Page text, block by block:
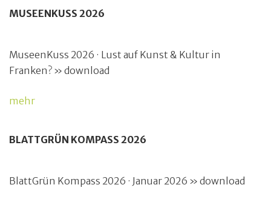
MUSEENKUSS 2026
MuseenKuss 2026 · Lust auf Kunst & Kultur in
Franken? » download
mehr
BLATTGRÜN KOMPASS 2026
BlattGrün Kompass 2026 · Januar 2026 » download